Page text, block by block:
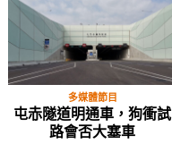
多媒體節目
屯赤隧道明通車，狗衝試
路會否大塞車